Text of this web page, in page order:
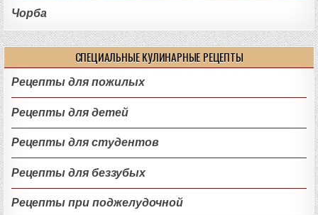
Чорба
СПЕЦИАЛЬНЫЕ КУЛИНАРНЫЕ РЕЦЕПТЫ
Рецепты для пожилых
Рецепты для детей
Рецепты для студентов
Рецепты для беззубых
Рецепты при поджелудочной